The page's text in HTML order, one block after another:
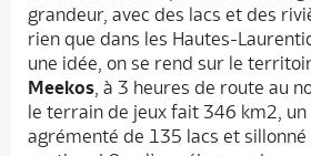
grandeur, avec des lacs et des
rien que dans les Hautes-
une idée, on se rend sur le
Meekos, à 3 heures de route au
le terrain de jeux fait 346 km2, un
agrémenté de 135 lacs et